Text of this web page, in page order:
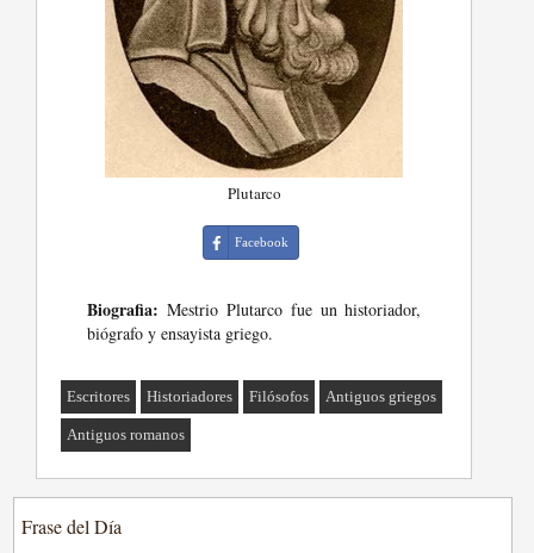
Plutarco
Facebook
Biografia: Mestrio Plutarco fue un historiador,
biógrafo y ensayista griego.
Escritores Historiadores Filósofos Antiguos griegos
Antiguos romanos
Frase del Día